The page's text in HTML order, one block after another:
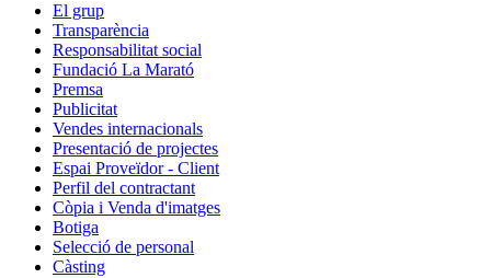
El grup
Transparència
Responsabilitat social
Fundació La Marató
Premsa
Publicitat
Vendes internacionals
Presentació de projectes
Espai Proveïdor - Client
Perfil del contractant
Còpia i Venda d'imatges
Botiga
Selecció de personal
Càsting